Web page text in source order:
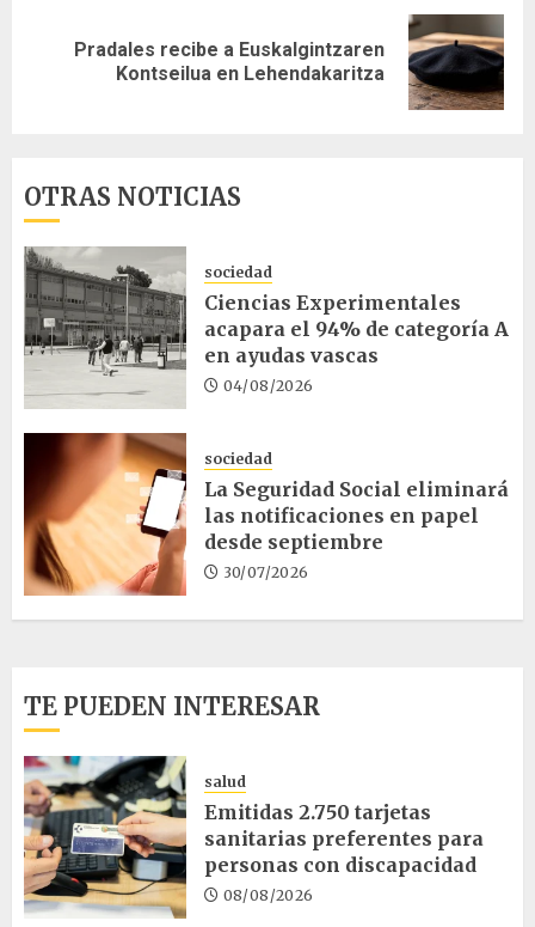
Siguiente
entrada:
Pradales recibe a Euskalgintzaren
Kontseilua en Lehendakaritza
OTRAS NOTICIAS
sociedad
Ciencias Experimentales
acapara el 94% de categoría A
en ayudas vascas
04/08/2026
sociedad
La Seguridad Social eliminará
las notificaciones en papel
desde septiembre
30/07/2026
TE PUEDEN INTERESAR
salud
Emitidas 2.750 tarjetas
sanitarias preferentes para
personas con discapacidad
08/08/2026